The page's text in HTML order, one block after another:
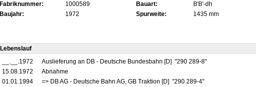
Fabriknummer:
1000589 Bauart: B'B'-dh
Baujahr:
1972 Spurweite: 1435 mm
Lebenslauf
__.__.1972
Auslieferung an DB - Deutsche Bundesbahn [D] "290 289-8"
15.08.1972
Abnahme
01.01.1994
=> DB AG - Deutsche Bahn AG, GB Traktion [D] "290 289-4"